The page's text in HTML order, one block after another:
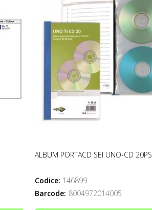
ALBUM PORTACD SEI UNO-CD 20PS
Codice: 146899
Barcode: 8004972014005